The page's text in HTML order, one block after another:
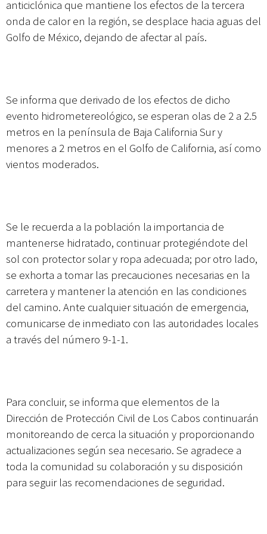
anticiclónica que mantiene los efectos de la tercera
onda de calor en la región, se desplace hacia aguas del
Golfo de México, dejando de afectar al país.
Se informa que derivado de los efectos de dicho
evento hidrometereológico, se esperan olas de 2 a 2.5
metros en la península de Baja California Sur y
menores a 2 metros en el Golfo de California, así como
vientos moderados.
Se le recuerda a la población la importancia de
mantenerse hidratado, continuar protegiéndote del
sol con protector solar y ropa adecuada; por otro lado,
se exhorta a tomar las precauciones necesarias en la
carretera y mantener la atención en las condiciones
del camino. Ante cualquier situación de emergencia,
comunicarse de inmediato con las autoridades locales
a través del número 9-1-1.
Para concluir, se informa que elementos de la
Dirección de Protección Civil de Los Cabos continuarán
monitoreando de cerca la situación y proporcionando
actualizaciones según sea necesario. Se agradece a
toda la comunidad su colaboración y su disposición
para seguir las recomendaciones de seguridad.